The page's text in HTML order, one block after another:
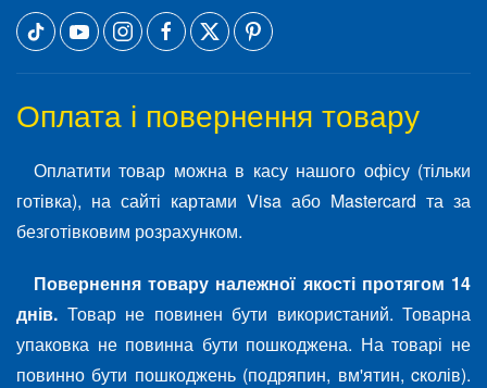
Оплата і повернення товару
Оплатити товар можна в касу нашого офісу (тільки
готівка), на сайті картами Visa або Mastercard та за
безготівковим розрахунком.
Повернення товару належної якості протягом 14
днів. Товар не повинен бути використаний. Товарна
упаковка не повинна бути пошкоджена. На товарі не
повинно бути пошкоджень (подряпин, вм'ятин, cколів).